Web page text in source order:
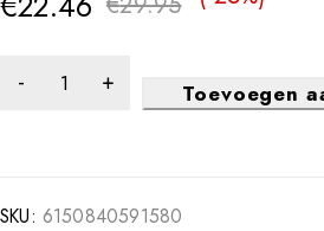
Toevoegen
SKU: 6150840591580